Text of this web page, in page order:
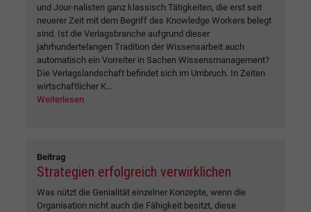
und Jour-nalisten ganz klassisch Tätigkeiten, die erst seit
neuerer Zeit mit dem Begriff des Knowledge Workers belegt
sind. Ist die Verlagsbranche aufgrund dieser
jahrhundertelangen Tradition der Wissensarbeit auch
automatisch ein Vorreiter in Sachen Wissensmanagement?
Die Verlagslandschaft befindet sich im Umbruch. In Zeiten
wirtschaftlicher K...
Weiterlesen
Beitrag
Strategien erfolgreich verwirklichen
Was nützt die Genialität einzelner Konzepte, wenn die
Organisation nicht auch die Fähigkeit besitzt, diese